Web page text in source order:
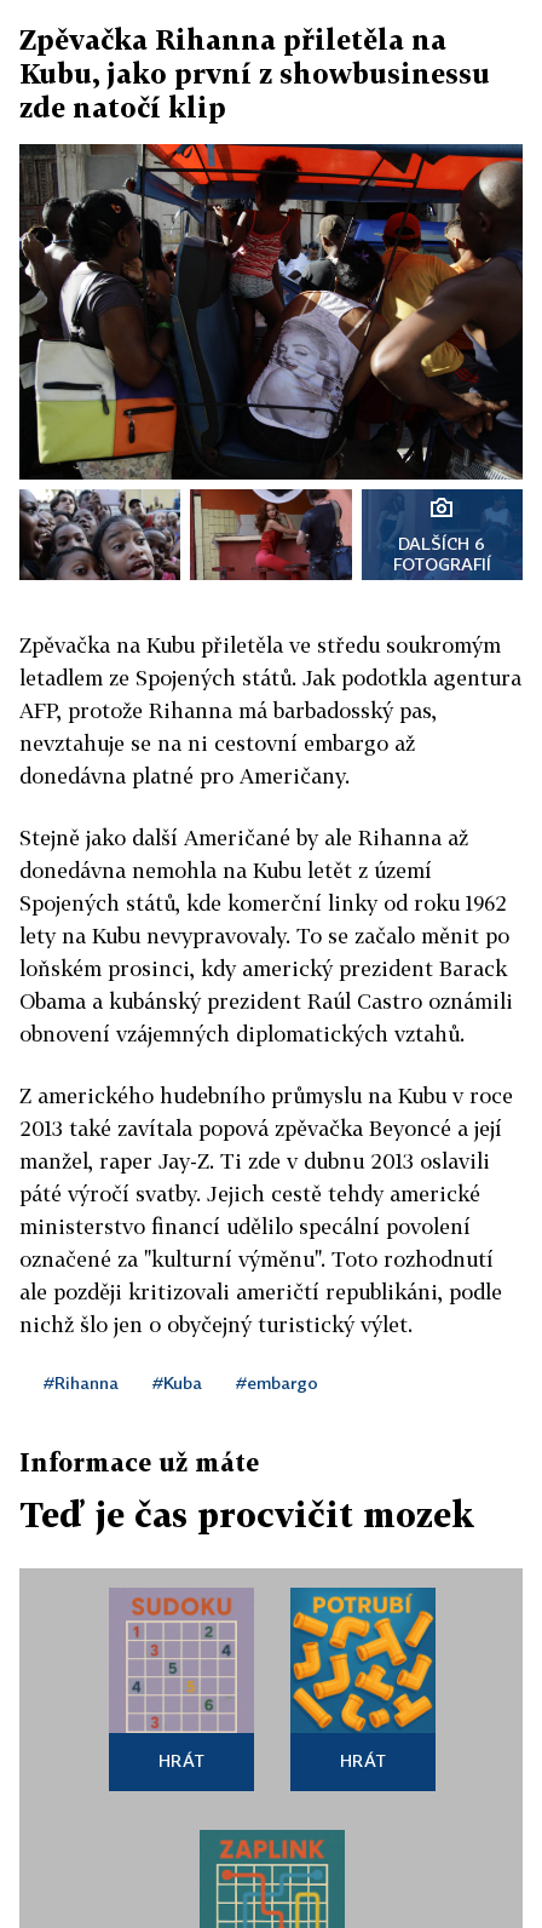
Zpěvačka Rihanna přiletěla na
Kubu, jako první z showbusinessu
zde natočí klip
DALŠÍCH 6
FOTOGRAFIÍ
Zpěvačka na Kubu přiletěla ve středu soukromým
letadlem ze Spojených států. Jak podotkla agentura
AFP, protože Rihanna má barbadosský pas,
nevztahuje se na ni cestovní embargo až
donedávna platné pro Američany.
Stejně jako další Američané by ale Rihanna až
donedávna nemohla na Kubu letět z území
Spojených států, kde komerční linky od roku 1962
lety na Kubu nevypravovaly. To se začalo měnit po
loňském prosinci, kdy americký prezident Barack
Obama a kubánský prezident Raúl Castro oznámili
obnovení vzájemných diplomatických vztahů.
Z amerického hudebního průmyslu na Kubu v roce
2013 také zavítala popová zpěvačka Beyoncé a její
manžel, raper Jay-Z. Ti zde v dubnu 2013 oslavili
páté výročí svatby. Jejich cestě tehdy americké
ministerstvo financí udělilo specální povolení
označené za "kulturní výměnu". Toto rozhodnutí
ale později kritizovali američtí republikáni, podle
nichž šlo jen o obyčejný turistický výlet.
#Rihanna #Kuba #embargo
Informace už máte
Teď je čas procvičit mozek
HRÁT HRÁT